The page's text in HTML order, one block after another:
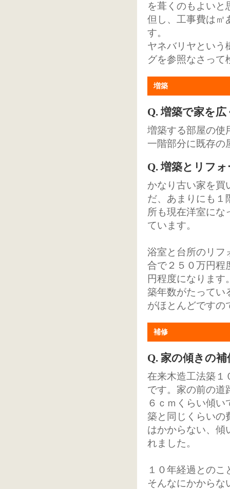
を葺くのもよいと
但し、工事費は㎡
す。
ヤネバリヤという
グを参照なさって
増築
Q. 増築で家を
増築する部屋の使
一階部分に既存の
Q. 増築とリフ
かなり古い家を買
だ、あまりにも１
所も現在洋室にな
ています。
浴室と台所のリフ
合で２５０万円程
円程度になります
築年数がたってい
がほとんどですの
補修
Q. 家の傾きの
在来木造工法築１
です。家の前の道
６ｃｍくらい傾
築と同じくらいの
はかからない、傾
れました。
１０年経過との
そんなにかからな